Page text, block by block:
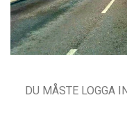
DU MÅSTE LOGGA